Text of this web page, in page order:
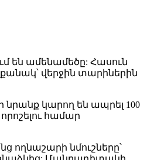
են ամենամեծը: Հասուն
վերջին տարիներին
կարող են ապրել 100
համար
ողնաշարի նմուշները՝